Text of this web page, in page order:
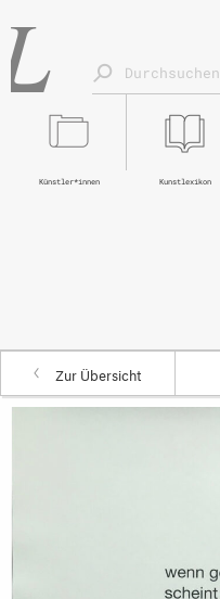
Kunstlexikon
Künstler*innen
Zur Übersicht